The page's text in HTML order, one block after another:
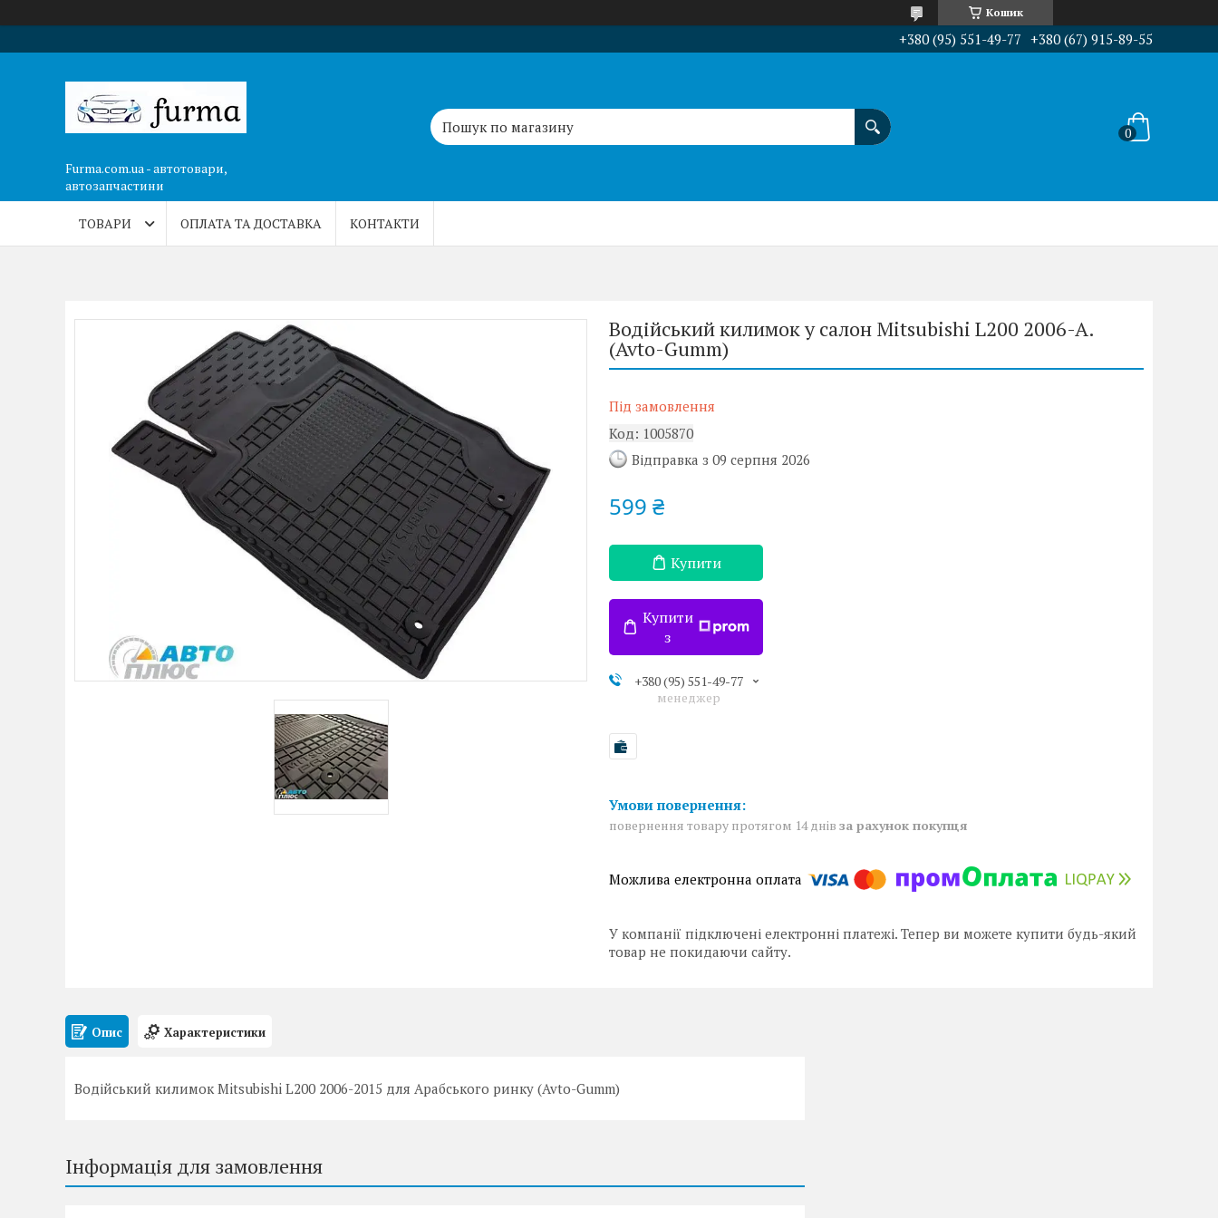
Кошик
+380 (95) 551-49-77 +380 (67) 915-89-55
Furma.com.ua - автотовари,
автозапчастини
ТОВАРИ ОПЛАТА ТА ДОСТАВКА КОНТАКТИ
Водійський килимок у салон Mitsubishi L200 2006-A.
(Avto-Gumm)
Під замовлення
Код: 1005870
Відправка з 09 серпня 2026
599 ₴
Купити
Купити
з
+380 (95) 551-49-77
менеджер
повернення товару протягом 14 днів за рахунок покупця
У компанії підключені електронні платежі. Тепер ви можете купити будь-який
товар не покидаючи сайту.
Опис Характеристики
Водійський килимок Mitsubishi L200 2006-2015 для Арабського ринку (Avto-Gumm)
Інформація для замовлення